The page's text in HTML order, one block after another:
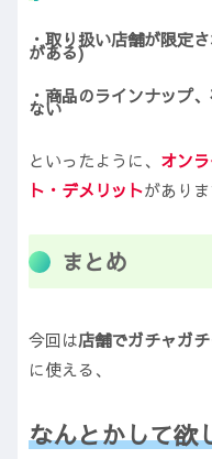
・取り扱い店舗が限定
がある)
・商品のラインナップ
ない
といったように、 オン
ト・デメリットがありま
まとめ
今回は店舗でガチャガ
に使える、
なんとかして欲